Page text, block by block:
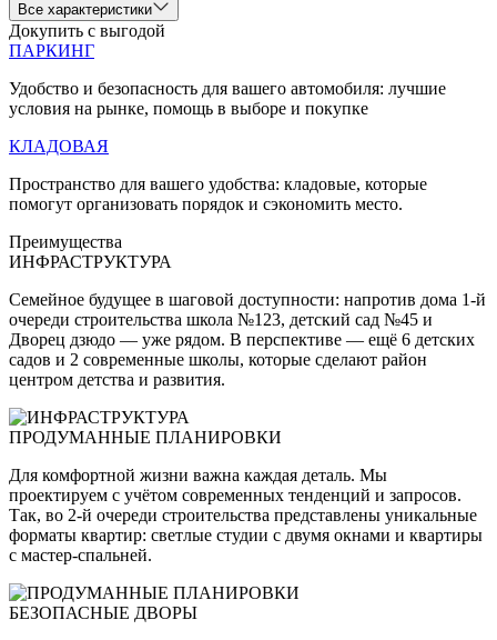
Все характеристики
Докупить с выгодой
ПАРКИНГ
Удобство и безопасность для вашего автомобиля: лучшие
условия на рынке, помощь в выборе и покупке
КЛАДОВАЯ
Пространство для вашего удобства: кладовые, которые
помогут организовать порядок и сэкономить место.
Преимущества
ИНФРАСТРУКТУРА
Семейное будущее в шаговой доступности: напротив дома 1-й
очереди строительства школа №123, детский сад №45 и
Дворец дзюдо — уже рядом. В перспективе — ещё 6 детских
садов и 2 современные школы, которые сделают район
центром детства и развития.
ПРОДУМАННЫЕ ПЛАНИРОВКИ
Для комфортной жизни важна каждая деталь. Мы
проектируем с учётом современных тенденций и запросов.
Так, во 2-й очереди строительства представлены уникальные
форматы квартир: светлые студии с двумя окнами и квартиры
с мастер-спальней.
БЕЗОПАСНЫЕ ДВОРЫ